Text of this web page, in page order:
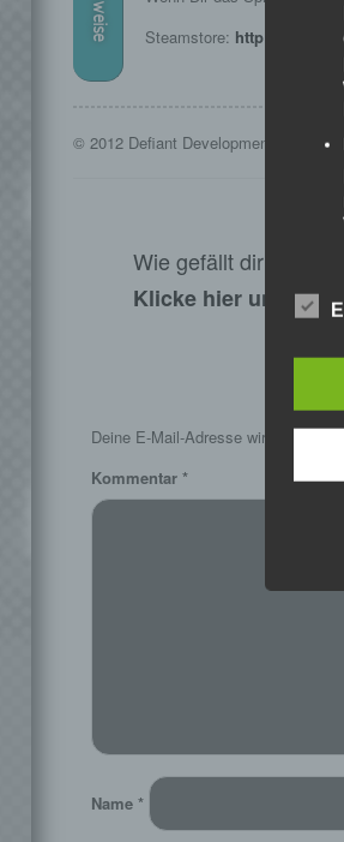
Steamstore: http://
© 2012 Defiant Development PTY
Wie gefällt dir dieser
Klicke hier und
Deine E-Mail-Adresse wird nicht
Kommentar *
Name *